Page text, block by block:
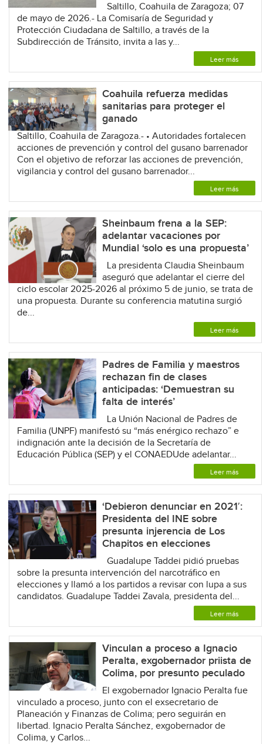
Saltillo, Coahuila de Zaragoza; 07
de mayo de 2026.- La Comisaría de Seguridad y
Protección Ciudadana de Saltillo, a través de la
Subdirección de Tránsito, invita a las y...
Leer más
Coahuila refuerza medidas
sanitarias para proteger el
ganado
Saltillo, Coahuila de Zaragoza.- • Autoridades fortalecen
acciones de prevención y control del gusano barrenador
Con el objetivo de reforzar las acciones de prevención,
vigilancia y control del gusano barrenador...
Leer más
Sheinbaum frena a la SEP:
adelantar vacaciones por
Mundial ‘solo es una propuesta’
La presidenta Claudia Sheinbaum
aseguró que adelantar el cierre del
ciclo escolar 2025-2026 al próximo 5 de junio, se trata de
una propuesta. Durante su conferencia matutina surgió
de...
Leer más
Padres de Familia y maestros
rechazan fin de clases
anticipadas: ‘Demuestran su
falta de interés’
La Unión Nacional de Padres de
Familia (UNPF) manifestó su “más enérgico rechazo” e
indignación ante la decisión de la Secretaría de
Educación Pública (SEP) y el CONAEDUde adelantar...
Leer más
‘Debieron denunciar en 2021′:
Presidenta del INE sobre
presunta injerencia de Los
Chapitos en elecciones
Guadalupe Taddei pidió pruebas
sobre la presunta intervención del narcotráfico en
elecciones y llamó a los partidos a revisar con lupa a sus
candidatos. Guadalupe Taddei Zavala, presidenta del...
Leer más
Vinculan a proceso a Ignacio
Peralta, exgobernador priista de
Colima, por presunto peculado
El exgobernador Ignacio Peralta fue
vinculado a proceso, junto con el exsecretario de
Planeación y Finanzas de Colima; pero seguirán en
libertad. Ignacio Peralta Sánchez, exgobernador de
Colima, y Carlos...